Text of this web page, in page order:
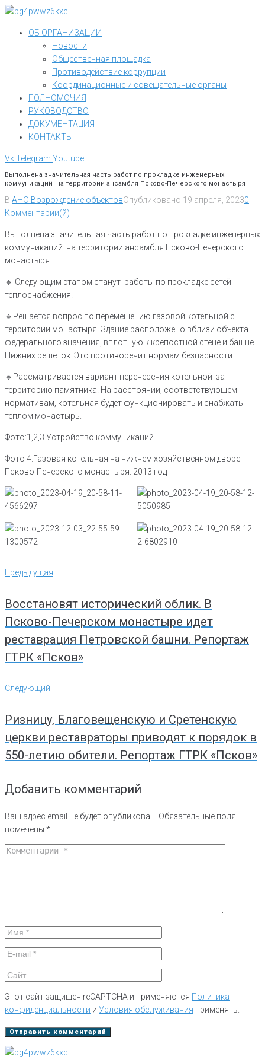
Перейти
контентуОБ ОРГАНИЗАЦИИ
Новости
Общественная площадка
Противодействие коррупции
Координационные и совещательные органы
ПОЛНОМОЧИЯ
РУКОВОДСТВО
ДОКУМЕНТАЦИЯ
КОНТАКТЫ
VkTelegram Youtube
Выполнена значительная часть работ по прокладке инженерных
коммуникаций на территории ансамбля Псково-Печерского монастыря
В АНО Возрождение объектовОпубликовано 19 апреля, 20230
Комментарии(й)
Выполнена значительная часть работ по прокладке инженерных
коммуникаций на территории ансамбля Псково-Печерского
монастыря.
🔸️ Следующим этапом станут работы по прокладке сетей
теплоснабжения.
🔸️Решается вопрос по перемещению газовой котельной с
территории монастыря. Здание расположено вблизи объекта
федерального значения, вплотную к крепостной стене и башне
Нижних решеток. Это противоречит нормам безпасности.
🔸️Рассматривается вариант перенесения котельной за
территорию памятника. На расстоянии, соответствующем
нормативам, котельная будет функционировать и снабжать
теплом монастырь.
Фото:1,2,3 Устройство коммуникаций.
Фото 4.Газовая котельная на нижнем хозяйственном дворе
Псково-Печерского монастыря. 2013 год
Навигация
по
Предыдущая
Предыдущая
Восстановят исторический облик. В
Псково-Печерском монастыре идет
реставрация Петровской башни. Репортаж
ГТРК «Псков»
Следующий
Следующий
Ризницу, Благовещенскую и Сретенскую
церкви реставраторы приводят к порядок в
550-летию обители. Репортаж ГТРК «Псков»
Добавить комментарий
Ваш адрес email не будет опубликован. Обязательные поля
помечены *
Этот сайт защищен reCAPTCHA и применяются Политика
конфиденциальности и Условия обслуживания применять.